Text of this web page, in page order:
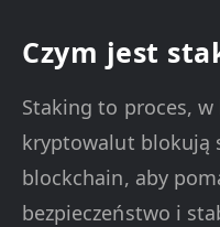
Czym jest
Staking to proces,
kryptowalut blokują
blockchain, aby
bezpieczeństwo i